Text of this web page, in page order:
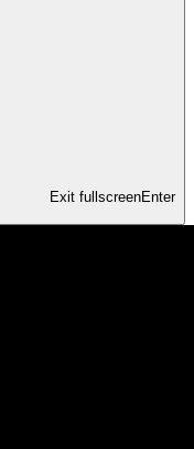
Exit fullscreenEnter